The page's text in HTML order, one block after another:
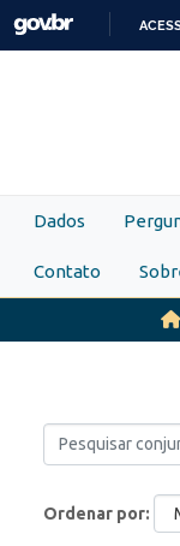
Skip to main content
Dados
Contato
Ordenar por